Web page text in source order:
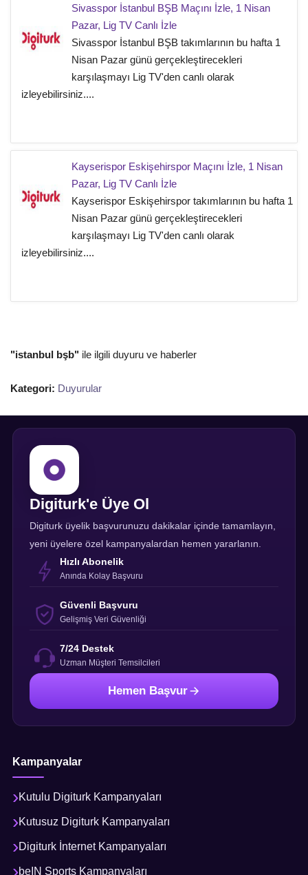
Sivasspor İstanbul BŞB Maçını İzle, 1 Nisan
Pazar, Lig TV Canlı İzle
Sivasspor İstanbul BŞB takımlarının bu hafta 1
Nisan Pazar günü gerçekleştirecekleri
karşılaşmayı Lig TV'den canlı olarak
izleyebilirsiniz....
Kayserispor Eskişehirspor Maçını İzle, 1 Nisan
Pazar, Lig TV Canlı İzle
Kayserispor Eskişehirspor takımlarının bu hafta 1
Nisan Pazar günü gerçekleştirecekleri
karşılaşmayı Lig TV'den canlı olarak
izleyebilirsiniz....
"istanbul bşb" ile ilgili duyuru ve haberler
Kategori: Duyurular
Digiturk'e Üye Ol
Digiturk üyelik başvurunuzu dakikalar içinde tamamlayın,
yeni üyelere özel kampanyalardan hemen yararlanın.
Hızlı Abonelik
Anında Kolay Başvuru
Güvenli Başvuru
Gelişmiş Veri Güvenliği
7/24 Destek
Uzman Müşteri Temsilcileri
Hemen Başvur
Kampanyalar
Kutulu Digiturk Kampanyaları
Kutusuz Digiturk Kampanyaları
Digiturk İnternet Kampanyaları
beIN Sports Kampanyaları